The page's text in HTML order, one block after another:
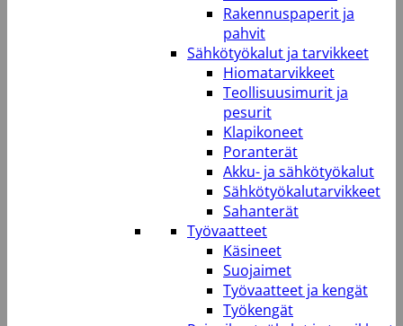
Rakennuspaperit ja
pahvit
Sähkötyökalut ja tarvikkeet
Hiomatarvikkeet
Teollisuusimurit ja
pesurit
Klapikoneet
Poranterät
Akku- ja sähkötyökalut
Sähkötyökalutarvikkeet
Sahanterät
Työvaatteet
Käsineet
Suojaimet
Työvaatteet ja kengät
Työkengät